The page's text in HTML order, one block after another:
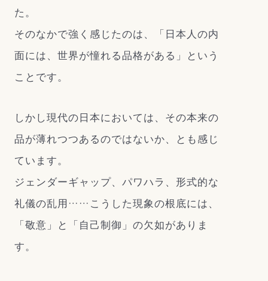
た。
そのなかで強く感じたのは、「日本人の内
面には、世界が憧れる品格がある」という
ことです。
しかし現代の日本においては、その本来の
品が薄れつつあるのではないか、とも感じ
ています。
ジェンダーギャップ、パワハラ、形式的な
礼儀の乱用……こうした現象の根底には、
「敬意」と「自己制御」の欠如がありま
す。